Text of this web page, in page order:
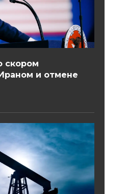
скором
и отмене